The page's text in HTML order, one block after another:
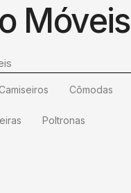
Móveis
Cômodas
Poltronas